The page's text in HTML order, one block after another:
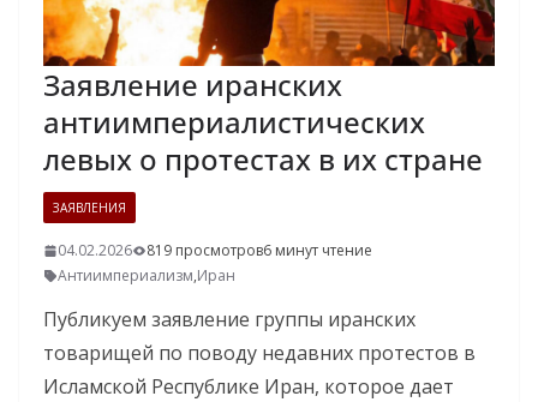
Заявление иранских
антиимпериалистических
левых о протестах в их стране
ЗАЯВЛЕНИЯ
04.02.2026 819 просмотров6 минут чтение
Антиимпериализм,Иран
Публикуем заявление группы иранских
товарищей по поводу недавних протестов в
Исламской Республике Иран, которое дает